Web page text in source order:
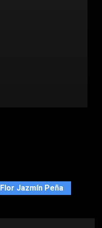
Flor Jazmín Peña